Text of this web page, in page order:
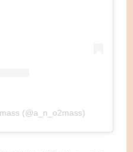
(@a_n_o2mass)